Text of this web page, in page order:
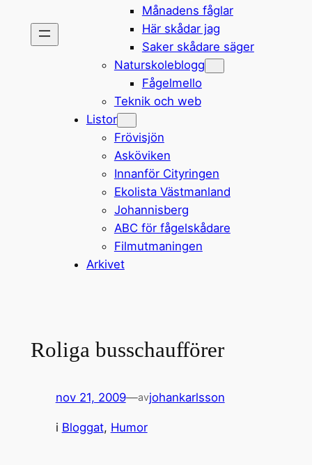
Månadens fåglar
Här skådar jag
Saker skådare säger
Naturskoleblogg
Fågelmello
Teknik och web
Listor
Frövisjön
Asköviken
Innanför Cityringen
Ekolista Västmanland
Johannisberg
ABC för fågelskådare
Filmutmaningen
Arkivet
Roliga busschaufförer
nov 21, 2009—avjohankarlsson
i Bloggat, Humor